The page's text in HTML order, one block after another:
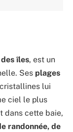
îles, est un
Ses plages
cristallines lui
ciel le plus
dans cette baie,
randonnée, de